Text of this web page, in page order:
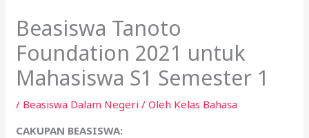
Beasiswa Tanoto
Foundation 2021 untuk
Mahasiswa S1 Semester 1
/ Beasiswa Dalam Negeri / Oleh Kelas Bahasa
CAKUPAN BEASISWA: